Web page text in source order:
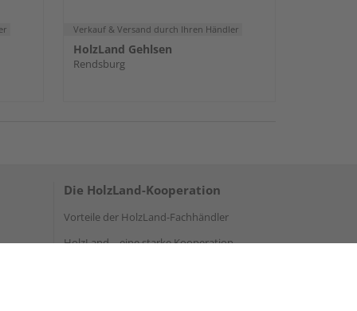
Verkauf & Versand durch Ihren Händler
HolzLand Gehlsen
Rendsburg
Die HolzLand-Kooperation
Vorteile der HolzLand-Fachhändler
HolzLand – eine starke Kooperation